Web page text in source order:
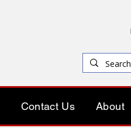
Contact Us About